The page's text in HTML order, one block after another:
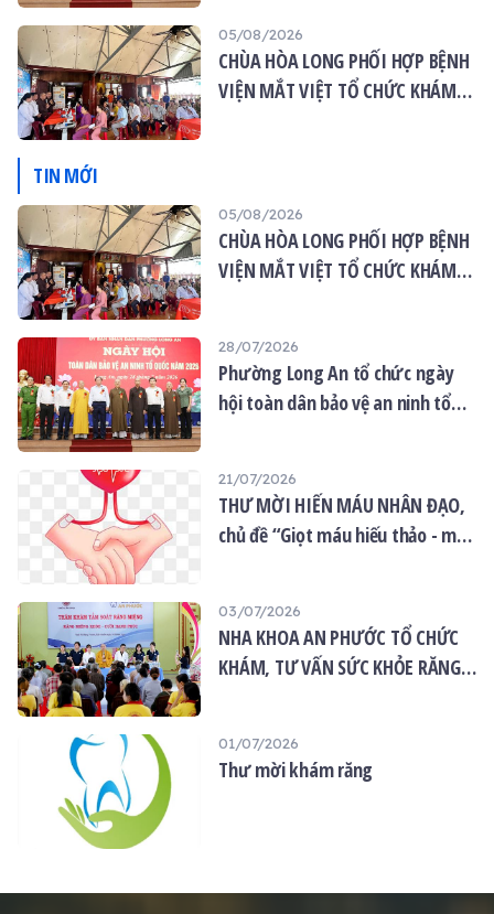
05/08/2026
CHÙA HÒA LONG PHỐI HỢP BỆNH
VIỆN MẮT VIỆT TỔ CHỨC KHÁM
TIN MỚI
05/08/2026
CHÙA HÒA LONG PHỐI HỢP BỆNH
VIỆN MẮT VIỆT TỔ CHỨC KHÁM
28/07/2026
Phường Long An tổ chức ngày
hội toàn dân bảo vệ an ninh tổ
21/07/2026
THƯ MỜI HIẾN MÁU NHÂN ĐẠO,
chủ đề “Giọt máu hiếu thảo - mùa
03/07/2026
NHA KHOA AN PHƯỚC TỔ CHỨC
KHÁM, TƯ VẤN SỨC KHỎE RĂNG
01/07/2026
Thư mời khám răng